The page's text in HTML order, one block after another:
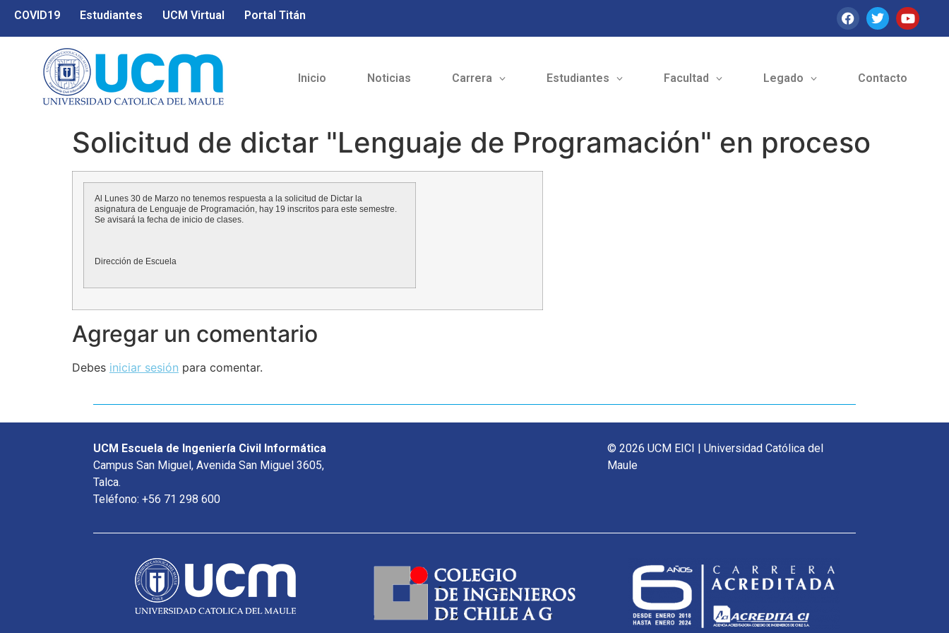
COVID19 Estudiantes UCM Virtual Portal Titán
Inicio Noticias Carrera Estudiantes Facultad Legado Contacto
Solicitud de dictar "Lenguaje de Programación" en proceso
Al Lunes 30 de Marzo no tenemos respuesta a la solicitud de Dictar la
asignatura de Lenguaje de Programación, hay 19 inscritos para este semestre.
Se avisará la fecha de inicio de clases.
Dirección de Escuela
Agregar un comentario
Debes iniciar sesión para comentar.
UCM Escuela de Ingeniería Civil Informática
Campus San Miguel, Avenida San Miguel 3605,
Talca.
Teléfono: +56 71 298 600
© 2026 UCM EICI | Universidad Católica del
Maule